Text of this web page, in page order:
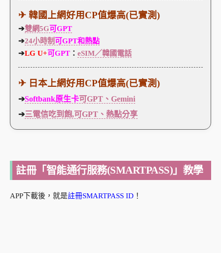
✈ 韓國上網好用CP值爆高(已實測)
➔雙網5G可GPT
➔24小時制可GPT和熱點
➔LG U+可GPT ： eSIM／韓國電話
✈ 日本上網好用CP值爆高(已實測)
➔Softbank原生卡可GPT、Gemini
➔三電信吃到飽,可GPT、熱點分享
註冊「智能通行服務(SMARTPASS)」教學
APP下載後，就是註冊SMARTPASS ID ！